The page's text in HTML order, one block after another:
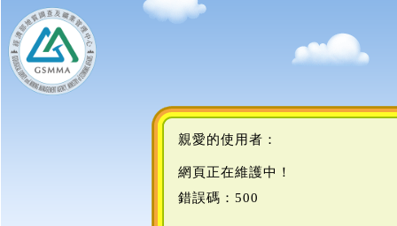
親愛的使用者：
網頁正在維護中！
錯誤碼：500